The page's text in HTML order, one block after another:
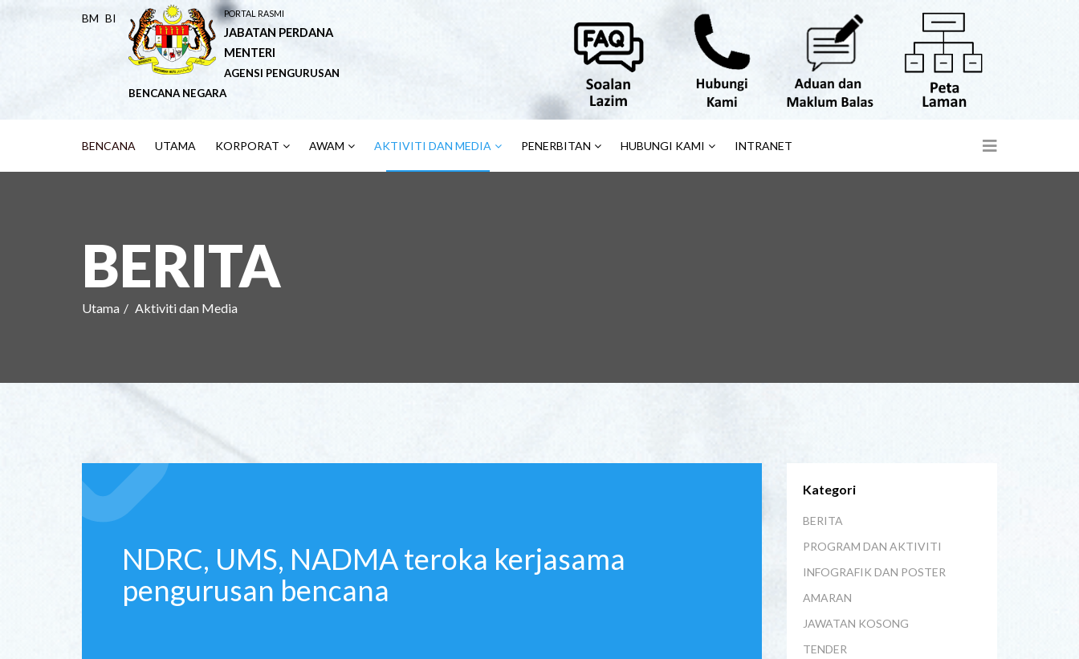
BM BI PORTAL RASMI
JABATAN PERDANA
MENTERI
AGENSI PENGURUSAN
BENCANA NEGARA
BENCANA UTAMA KORPORAT AWAM AKTIVITI DAN MEDIA PENERBITAN HUBUNGI KAMI INTRANET
BERITA
Utama Aktiviti dan Media
NDRC, UMS, NADMA teroka kerjasama
pengurusan bencana
Kategori
BERITA
PROGRAM DAN AKTIVITI
INFOGRAFIK DAN POSTER
AMARAN
JAWATAN KOSONG
TENDER